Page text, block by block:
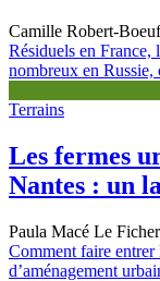
Camille Robert-Boeuf
Résiduels en
nombreux en
Terrains
Les fermes
Nantes : un
Paula Macé Le Ficher
Comment faire entrer
d’aménagement